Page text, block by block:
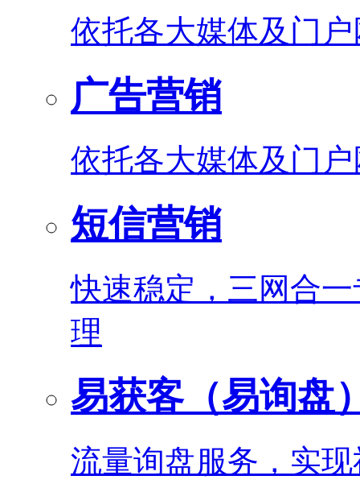
依托各大媒体及门
广告营销
依托各大媒体及门
短信营销
快速稳定，三网合
理
易获客（易询盘
流量询盘服务，实